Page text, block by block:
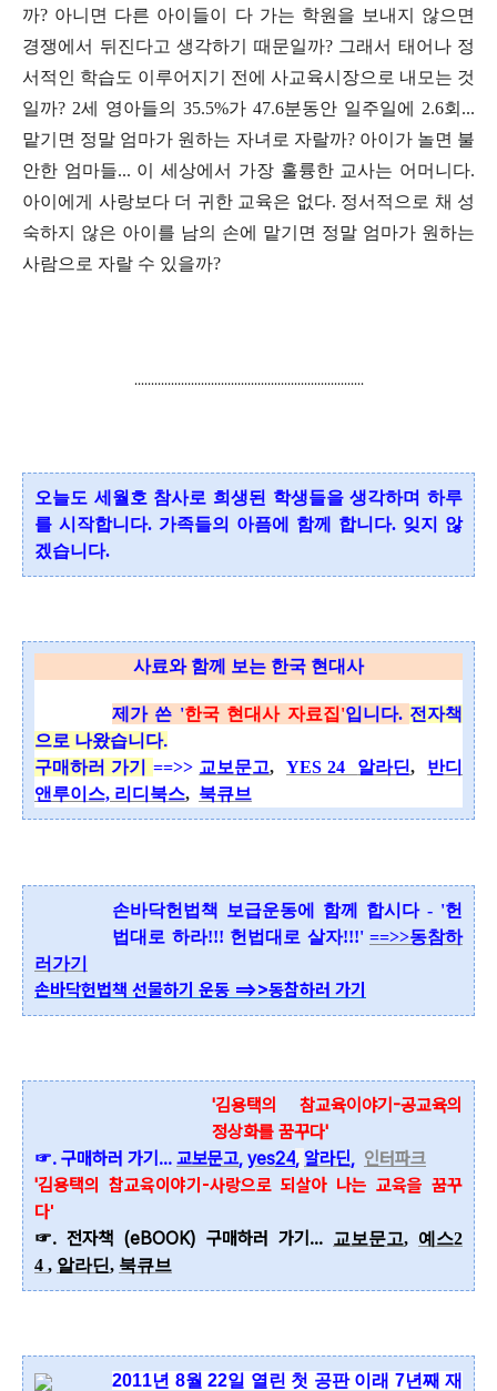
까? 아니면 다른 아이들이 다 가는 학원을 보내지 않으면
경쟁에서 뒤진다고 생각하기 때문일까? 그래서 태어나 정
서적인 학습도 이루어지기 전에 사교육시장으로 내모는 것
일까? 2세 영아들의 35.5%가 47.6분동안 일주일에 2.6회 ...
맡기면 정말 엄마가 원하는 자녀로 자랄까? 아이가 놀면 불
안한 엄마들... 이 세상에서 가장 훌륭한 교사는 어머니다.
아이에게 사랑보다 더 귀한 교육은 없다. 정서적으로 채 성
숙하지 않은 아이를 남의 손에 맡기면 정말 엄마가 원하는
사람으로 자랄 수 있을까?
.....................................................................
오늘도 세월호 참사로 희생된 학생들을 생각하며 하루
를 시작합니다. 가족들의 아픔에 함께 합니다. 잊지 않
겠습니다.
사료와 함께 보는 한국 현대사
제가 쓴 '한국 현대사 자료집'입니다. 전자책
으로 나왔습니다.
구매하러 가기 ==>> 교보문고,YES 24 알라딘, 반디
앤루이스, 리디북스, 북큐브
손바닥헌법책 보급운동에 함께 합시다 - '헌
법대로 하라!!! 헌법대로 살자!!!' ==>>동참하
러가기
손바닥헌법책 선물하기 운동 ==>>동참하러 가기
'김용택의 참교육이야기-공교육의
정상화를 꿈꾸다'
☞. 구매하러 가기... 교보문고, yes24, 알라딘, 인터파크
'김용택의 참교육이야기-사랑으로 되살아 나는 교육을 꿈꾸
다'
☞. 전자책 (eBOOK) 구매하러 가기...
교보문고, 예스2
4 , 알라딘, 북큐브
2011년 8월 22일 열린 첫 공판 이래 7년째 재